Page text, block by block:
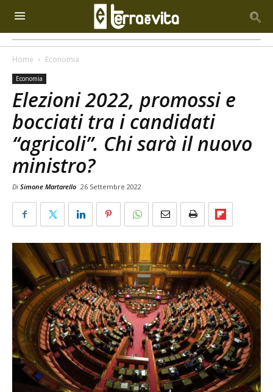
Home Economia
Economia
Elezioni 2022, promossi e
bocciati tra i candidati
“agricoli”. Chi sarà il nuovo
ministro?
Di Simone Martarello 26 Settembre 2022